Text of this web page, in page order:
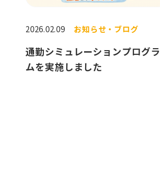
2026.02.09 お知らせ・ブログ
通勤シミュレーションプログラ
ムを実施しました